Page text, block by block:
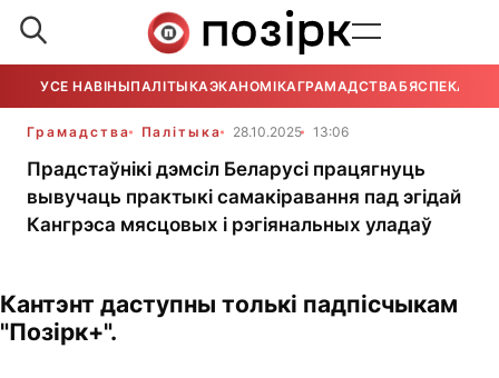
УСЕ НАВІНЫПАЛІТЫКАЭКАНОМІКАГРАМАДСТВАБЯСПЕКА
Грамадства Палітыка 28.10.2025 13:06
Прадстаўнікі дэмсіл Беларусі працягнуць
вывучаць практыкі самакіравання пад эгідай
Кангрэса мясцовых і рэгіянальных уладаў
Кантэнт даступны толькі падпісчыкам
"Позірк+".